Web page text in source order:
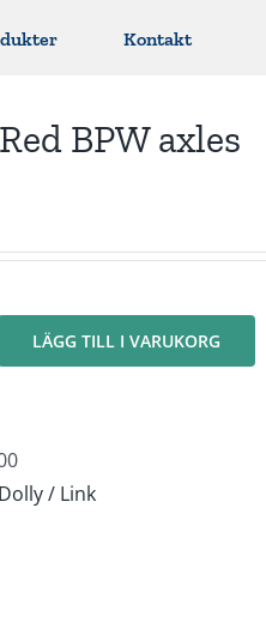
Kontakt
BPW axles
LÄGG TILL I VARUKORG
/ Link